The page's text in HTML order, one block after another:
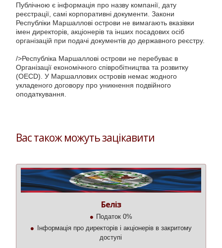
Публічною є інформація про назву компанії, дату
реєстрації, самі корпоративні документи. Закони
Республіки Маршаллові острови не вимагають вказівки
імен директорів, акціонерів та інших посадових осіб
організацій при подачі документів до державного реєстру.
/>Республіка Маршаллові острови не перебуває в
Організації економічного співробітництва та розвитку
(OECD). У Маршаллових островів немає жодного
укладеного договору про уникнення подвійного
оподаткування.
Вас також можуть зацікавити
Беліз
Податок 0%
Інформація про директорів і акціонерів в закритому
доступі